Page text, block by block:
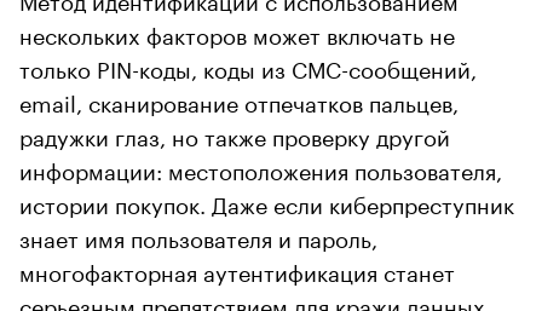
нескольких факторов может включать не
только PIN-коды, коды из СМС-сообщений,
email, сканирование отпечатков пальцев,
радужки глаз, но также проверку другой
информации: местоположения пользователя,
истории покупок. Даже если киберпреступник
знает имя пользователя и пароль,
многофакторная аутентификация станет